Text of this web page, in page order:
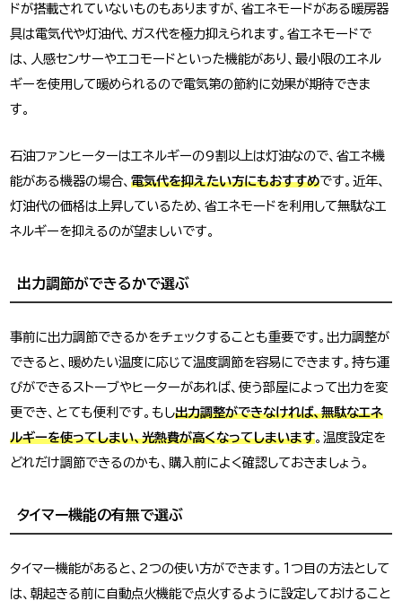
ドが搭載されていないものもありますが、省エネモードがある暖房器
具は電気代や灯油代、ガス代を極力抑えられます。省エネモードで
は、人感センサーやエコモードといった機能があり、最小限のエネル
ギーを使用して暖められるので電気第の節約に効果が期待できま
す。
石油ファンヒーターはエネルギーの9割以上は灯油なので、省エネ機
能がある機器の場合、電気代を抑えたい方にもおすすめです。近年、
灯油代の価格は上昇しているため、省エネモードを利用して無駄なエ
ネルギーを抑えるのが望ましいです。
出力調節ができるかで選ぶ
事前に出力調節できるかをチェックすることも重要です。出力調整が
できると、暖めたい温度に応じて温度調節を容易にできます。持ち運
びができるストーブやヒーターがあれば、使う部屋によって出力を変
更でき、とても便利です。もし出力調整ができなければ、無駄なエネ
ルギーを使ってしまい、光熱費が高くなってしまいます。温度設定を
どれだけ調節できるのかも、購入前によく確認しておきましょう。
タイマー機能の有無で選ぶ
タイマー機能があると、2つの使い方ができます。１つ目の方法として
は、朝起きる前に自動点火機能で点火するように設定しておけること